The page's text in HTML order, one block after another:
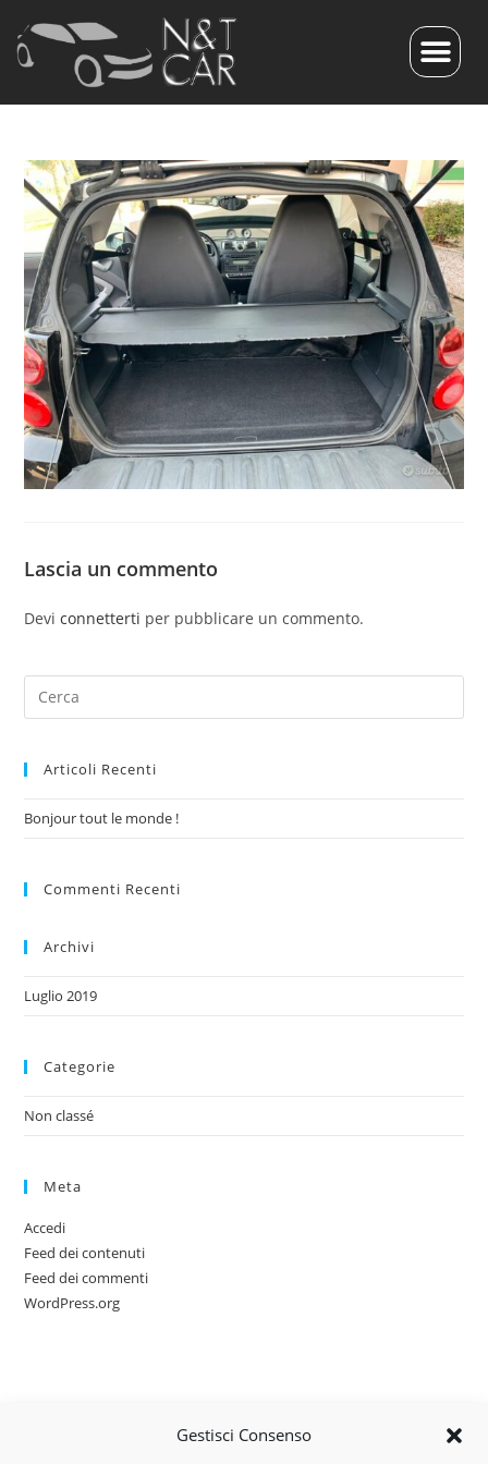
Gestisci Consenso
Lascia un commento
Deviconnetterti per pubblicare un commento.
Articoli Recenti
Bonjour tout le monde !
Commenti Recenti
Archivi
Luglio 2019
Categorie
Non classé
Meta
Accedi
Feed dei contenuti
Feed dei commenti
WordPress.org